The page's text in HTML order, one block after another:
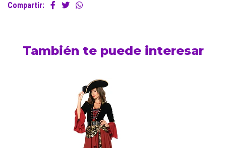
Compartir:
También te puede interesar